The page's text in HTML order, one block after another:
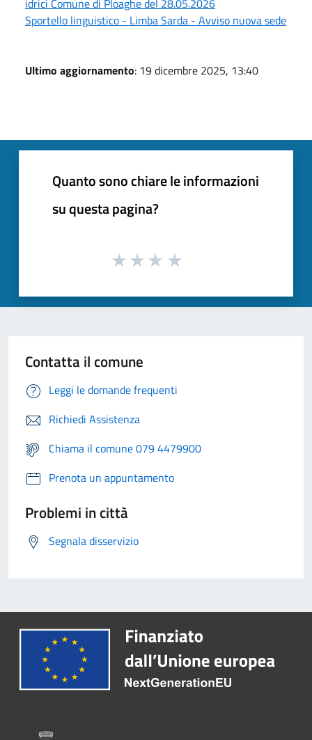
Sportello linguistico - Limba Sarda - Avviso nuova sede
Ultimo aggiornamento: 19 dicembre 2025, 13:40
Quanto sono chiare le informazioni
su questa pagina?
Contatta il comune
Leggi le domande frequenti
Richiedi Assistenza
Chiama il comune 079 4479900
Prenota un appuntamento
Problemi in città
Segnala disservizio